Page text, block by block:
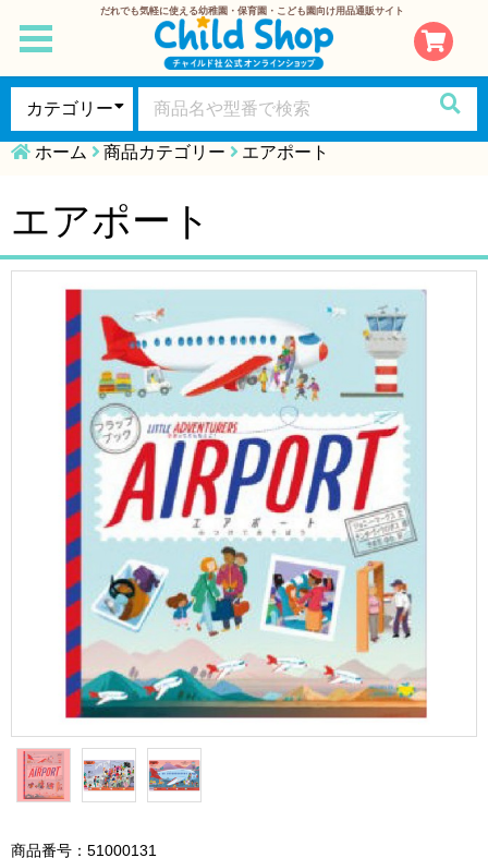
だれでも気軽に使える幼稚園・保育園・こども園向け用品通販サイト
toggle
navigation
ホーム 商品カテゴリー エアポート
エアポート
商品番号：51000131